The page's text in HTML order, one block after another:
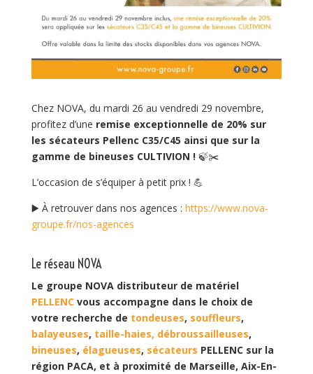
Chez NOVA, du mardi 26 au vendredi 29 novembre,
profitez d’une remise exceptionnelle de 20% sur
les sécateurs Pellenc C35/C45 ainsi que sur la
gamme de bineuses CULTIVION !🍃✂️
L’occasion de s’équiper à petit prix ! 💪
▶️ À retrouver dans nos agences : https://www.nova-
groupe.fr/nos-agences
Le réseau NOVA
Le groupe NOVA distributeur de matériel
PELLENCvous accompagne dans le choix de
votre recherche de tondeuses, souffleurs,
balayeuses, taille-haies, débroussailleuses,
bineuses, élagueuses, sécateurs PELLENC sur la
région PACA, et à proximité de Marseille, Aix-En-